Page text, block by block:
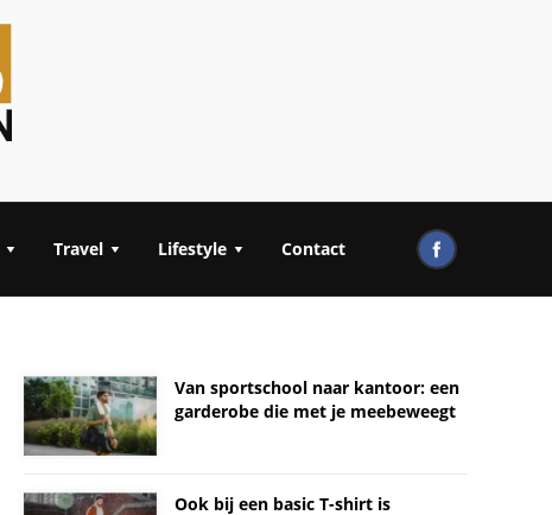
Travel Lifestyle Contact
Van sportschool naar kantoor: een
garderobe die met je meebeweegt
Ook bij een basic T-shirt is